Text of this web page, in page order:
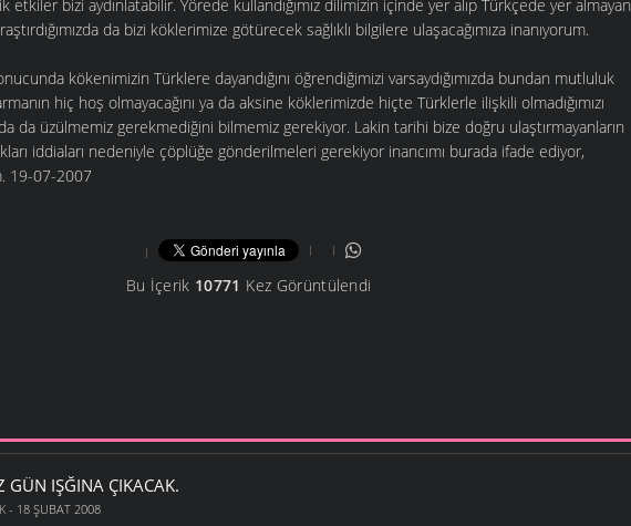
etkiler bizi aydınlatabilir. Yörede kullandığımız dilimizin içinde yer alıp Türkçede yer almayan
da bizi köklerimize götürecek sağlıklı bilgilere ulaşacağımıza inanıyorum.
kökenimizin Türklere dayandığını öğrendiğimizi varsaydığımızda bundan mutluluk
hiç hoş olmayacağını ya da aksine köklerimizde hiçte Türklerle ilişkili olmadığımızı
da üzülmemiz gerekmediğini bilmemiz gerekiyor. Lakin tarihi bize doğru ulaştırmayanların
iddiaları nedeniyle çöplüğe gönderilmeleri gerekiyor inancımı burada ifade ediyor,
19-07-2007
Bu İçerik 10771 Kez Görüntülendi
GÜN IŞĞINA ÇIKACAK.
- 18 ŞUBAT 2008